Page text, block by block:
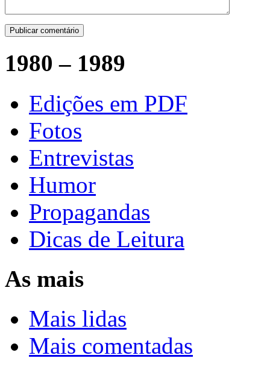
1980 – 1989
Edições em PDF
Fotos
Entrevistas
Humor
Propagandas
Dicas de Leitura
As mais
Mais lidas
Mais comentadas